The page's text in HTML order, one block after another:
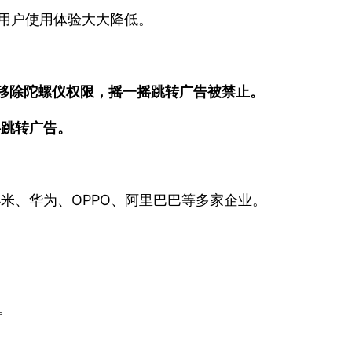
使用体验大大降低。
陀螺仪权限，摇一摇跳转广告被禁止。
转广告。
、华为、OPPO、阿里巴巴等多家企业。